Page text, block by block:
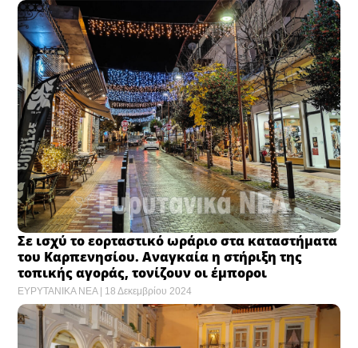
Σε ισχύ το εορταστικό ωράριο στα καταστήματα
του Καρπενησίου. Αναγκαία η στήριξη της
τοπικής αγοράς, τονίζουν οι έμποροι
ΕΥΡΥΤΑΝΙΚΑ ΝΕΑ 18 Δεκεμβρίου 2024